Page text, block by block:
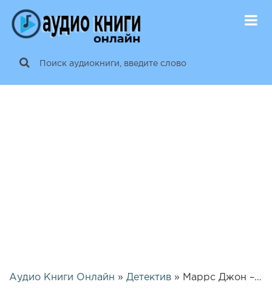
Аудио Книги Онлайн » Детектив » Маррс Джон – Когда ты исчез | 26156